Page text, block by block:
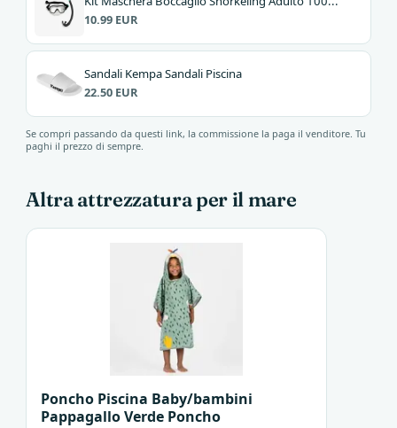
10.99 EUR
Sandali Kempa Sandali Piscina
22.50 EUR
Se compri passando da questi link, la commissione la paga il venditore. Tu
paghi il prezzo di sempre.
Altra attrezzatura per il mare
Poncho Piscina Baby/bambini
Pappagallo Verde Poncho